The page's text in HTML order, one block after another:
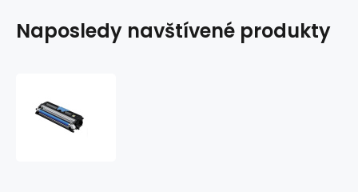
Naposledy navštívené produkty